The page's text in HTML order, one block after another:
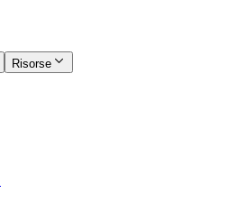
Risorse​​